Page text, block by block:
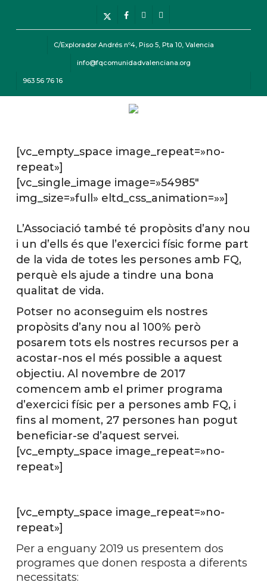
x-
twitter
facebookinstagramtelegram
C/Explorador Andrés nº4, Piso 5, Pta 10, Valencia
info@fqcomunidadvalenciana.org
963 56 76 16
[vc_empty_space image_repeat=»no-
repeat»]
[vc_single_image image=»54985″
img_size=»full» eltd_css_animation=»»]
L’Associació també té propòsits d’any nou
i un d’ells és que l’exercici físic forme part
de la vida de totes les persones amb FQ,
perquè els ajude a tindre una bona
qualitat de vida.
Potser no aconseguim els nostres
propòsits d’any nou al 100% però
posarem tots els nostres recursos per a
acostar-nos el més possible a aquest
objectiu. Al novembre de 2017
comencem amb el primer programa
d’exercici físic per a persones amb FQ, i
fins al moment, 27 persones han pogut
beneficiar-se d’aquest servei.
[vc_empty_space image_repeat=»no-
repeat»]
[vc_empty_space image_repeat=»no-
repeat»]
Per a enguany 2019 us presentem dos
programes que donen resposta a diferents
necessitats: